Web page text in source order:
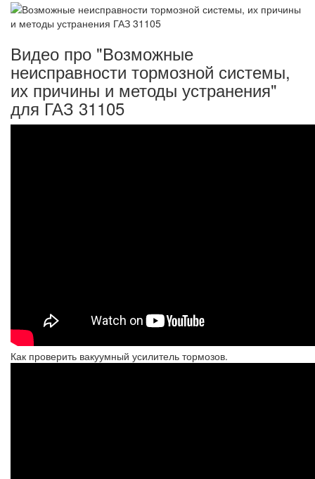
Видео про "Возможные
неисправности тормозной системы,
их причины и методы устранения"
для ГАЗ 31105
Как проверить вакуумный усилитель тормозов.